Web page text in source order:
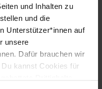
und Inhalten zu
und die
Unterstützer*innen auf
unsere
Dafür brauchen wir
kannst Cookies für